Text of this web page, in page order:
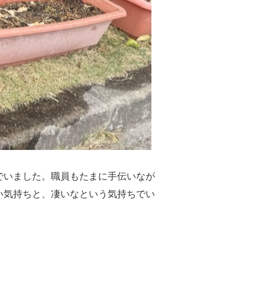
ました。職員もたまに手伝いなが
持ちと、凄いなという気持ちでい